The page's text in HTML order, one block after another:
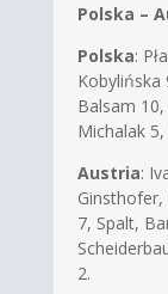
Polska –
Polska:
Kobylińska
Balsam
Michalak
Austria:
7, Spalt,
2.